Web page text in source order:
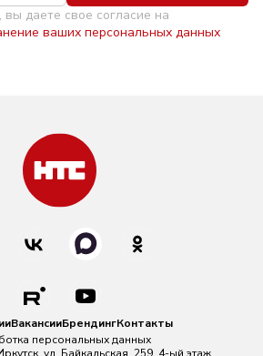
даете свое согласие на
ваших персональных данных
ВакансииБрендингКонтакты
персональных данных
ул. Байкальская, 259, 4-ый этаж